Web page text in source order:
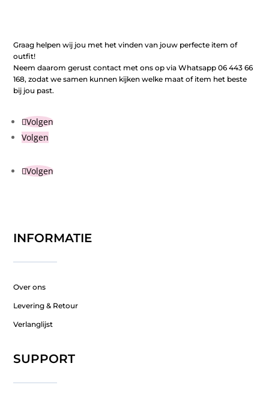
Graag helpen wij jou met het vinden van jouw perfecte item of
outfit!
Neem daarom gerust contact met ons op via Whatsapp 06 443 66
168, zodat we samen kunnen kijken welke maat of item het beste
bij jou past.
Volgen
Volgen
Volgen
INFORMATIE
Over ons
Levering & Retour
Verlanglijst
SUPPORT